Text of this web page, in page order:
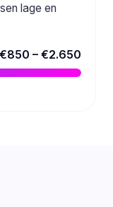
lage en
€850 – €2.650